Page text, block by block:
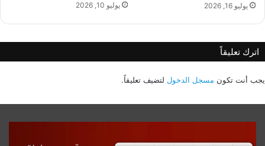
يوليو 16, 2026 يوليو 10, 2026
اترك تعليقاً
يجب أنت تكون مسجل الدخول لتضيف تعليقاً.